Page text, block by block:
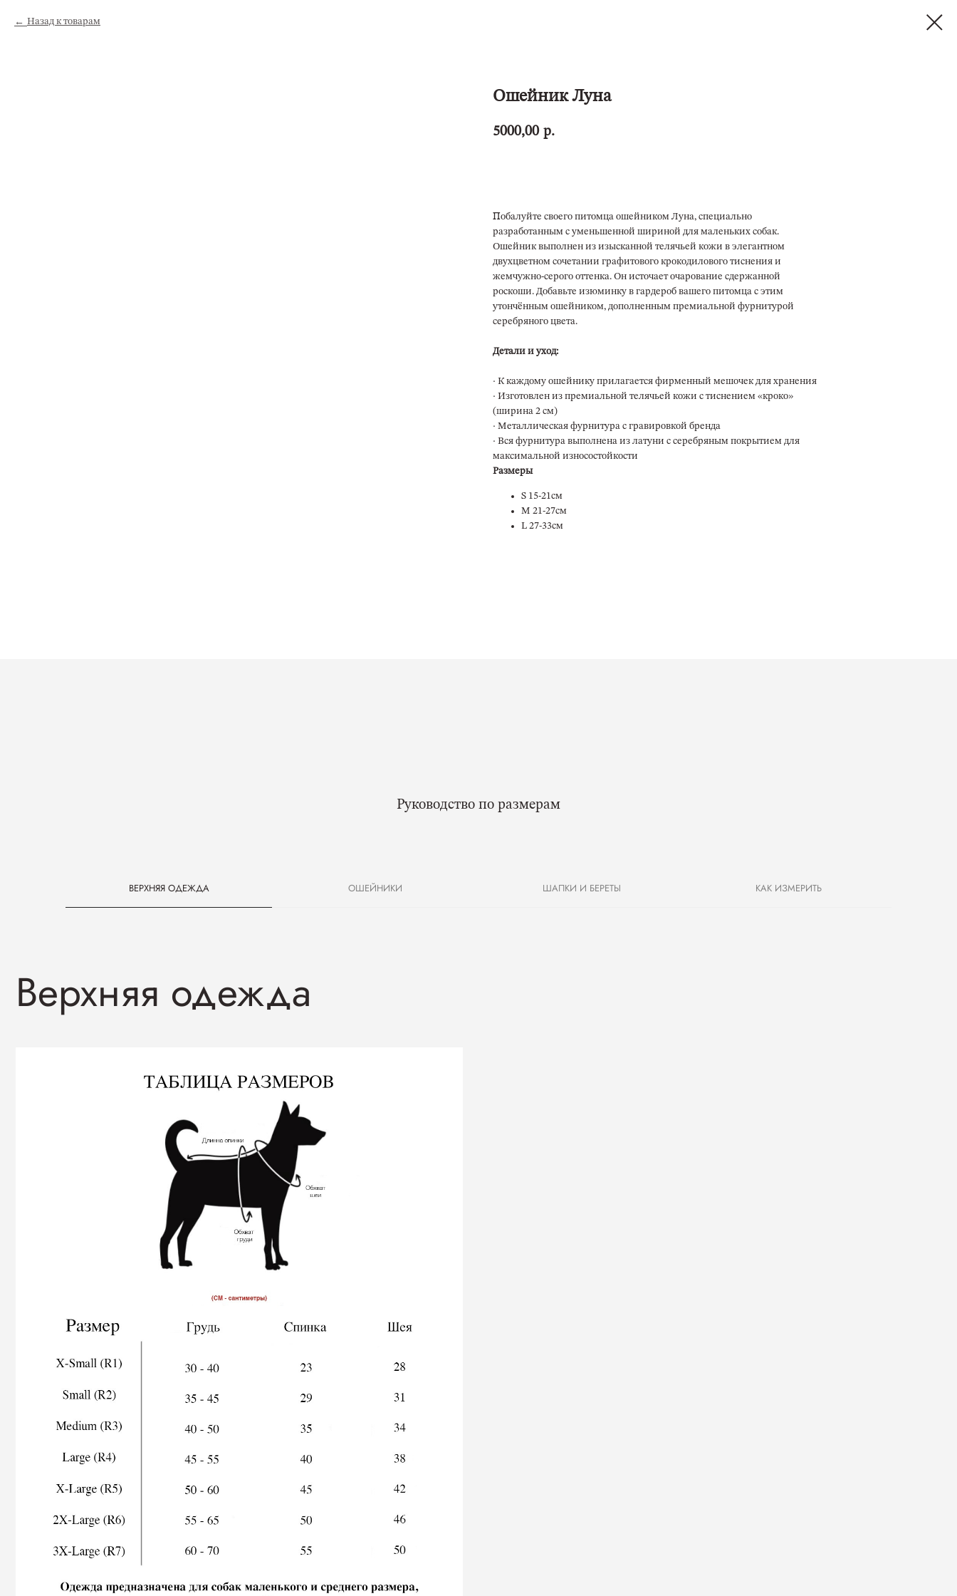
Назад к товарам
Ошейник Луна
5000,00 р.
Побалуйте своего питомца ошейником Луна, специально
разработанным с уменьшенной шириной для маленьких собак.
Ошейник выполнен из изысканной телячьей кожи в элегантном
двухцветном сочетании графитового крокодилового тиснения и
жемчужно-серого оттенка. Он источает очарование сдержанной
роскоши. Добавьте изюминку в гардероб вашего питомца с этим
утончённым ошейником, дополненным премиальной фурнитурой
серебряного цвета.
Детали и уход:
· К каждому ошейнику прилагается фирменный мешочек для хранения
· Изготовлен из премиальной телячьей кожи с тиснением «кроко»
(ширина 2 см)
· Металлическая фурнитура с гравировкой бренда
· Вся фурнитура выполнена из латуни с серебряным покрытием для
максимальной износостойкости
Размеры
S 15-21см
М 21-27см
L 27-33см
ВЕРХНЯЯ ОДЕЖДА ОШЕЙНИКИ ШАПКИ И БЕРЕТЫ КАК ИЗМЕРИТЬ
Верхняя одежда